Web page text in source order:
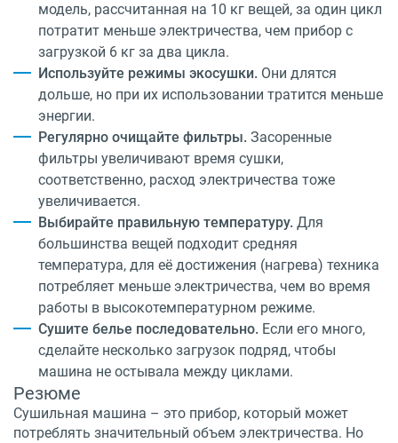
модель, рассчитанная на 10 кг вещей, за один цикл
потратит меньше электричества, чем прибор с
загрузкой 6 кг за два цикла.
Используйте режимы экосушки. Они длятся
дольше, но при их использовании тратится меньше
энергии.
Регулярно очищайте фильтры. Засоренные
фильтры увеличивают время сушки,
соответственно, расход электричества тоже
увеличивается.
Выбирайте правильную температуру. Для
большинства вещей подходит средняя
температура, для её достижения (нагрева) техника
потребляет меньше электричества, чем во время
работы в высокотемпературном режиме.
Сушите белье последовательно. Если его много,
сделайте несколько загрузок подряд, чтобы
машина не остывала между циклами.
Резюме
Сушильная машина – это прибор, который может
потреблять значительный объем электричества. Но